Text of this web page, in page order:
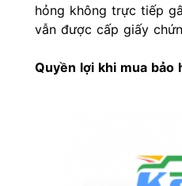
hỏng không trực tiếp
vẫn được cấp giấy
Quyền lợi khi mua bảo